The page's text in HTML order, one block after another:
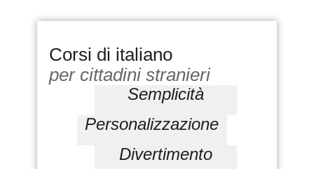
Corsi di italiano
per cittadini stranieri
Semplicità
Personalizzazione
Divertimento